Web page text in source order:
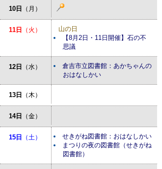
10日 （月）
11日 （火）
山の日
【8月2日・11日開催】石の不
思議
12日 （水）
倉吉市立図書館：あかちゃんの
おはなしかい
13日 （木）
14日 （金）
15日 （土）
せきがね図書館：おはなしかい
まつりの夜の図書館（せきがね
図書館）